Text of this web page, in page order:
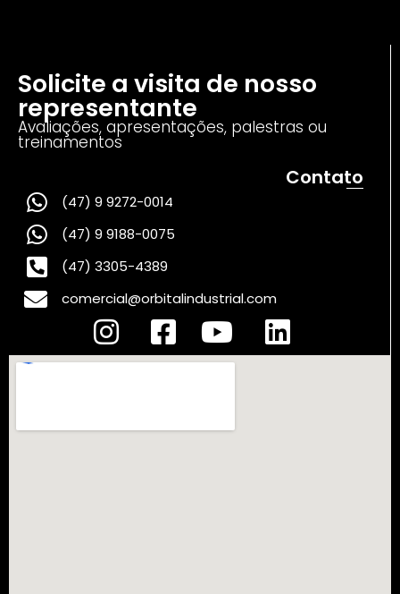
Solicite a visita de nosso
representante
Avaliações, apresentações, palestras ou
treinamentos
Contato
(47) 9 9272-0014
(47) 9 9188-0075
(47) 3305-4389
comercial@orbitalindustrial.com